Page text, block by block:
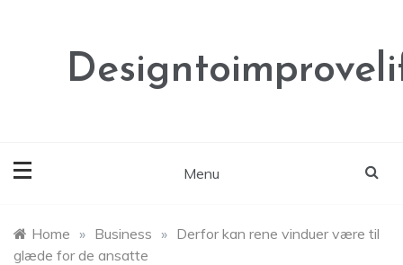
Menu
Home » Business » Derfor kan rene vinduer være til
glæde for de ansatte